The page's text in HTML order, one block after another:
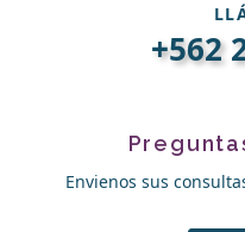
+562
Envienos sus